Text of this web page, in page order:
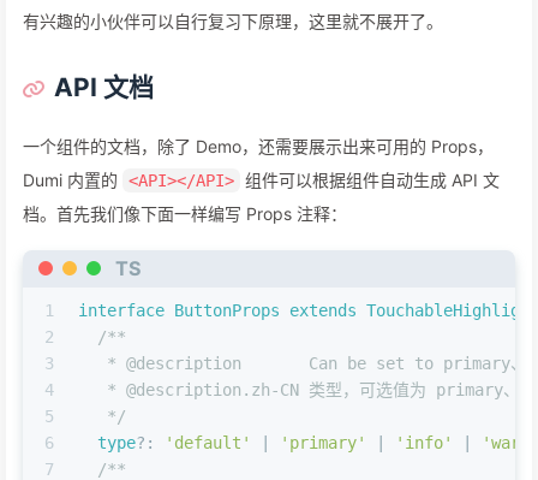
21
    lastTime = now;
有兴趣的小伙伴可以自行复习下原理，这里就不展开了。
API 文档
一个组件的文档，除了 Demo，还需要展示出来可用的 Props，
Dumi 内置的
<API></API> 组件可以根据组件自动生成 API 文
档。首先我们像下面一样编写 Props 注释：
TS
1
2
3
4
5
6
7
interface ButtonProps extends
/**
   *
@description
Can be set to primary、
   *
@description .zh-CN 类型，可选值为 primary、
   */
type?: 'default' | 'primary' | 'info' |
/**